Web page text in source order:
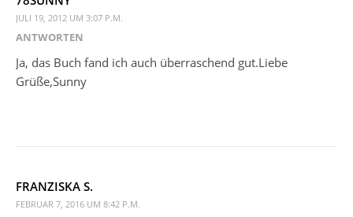
JULI 19, 2012 UM 3:07 P.M.
ANTWORTEN
Ja, das Buch fand ich auch überraschend gut.Liebe
Grüße,Sunny
FRANZISKA S.
FEBRUAR 7, 2016 UM 8:42 P.M.